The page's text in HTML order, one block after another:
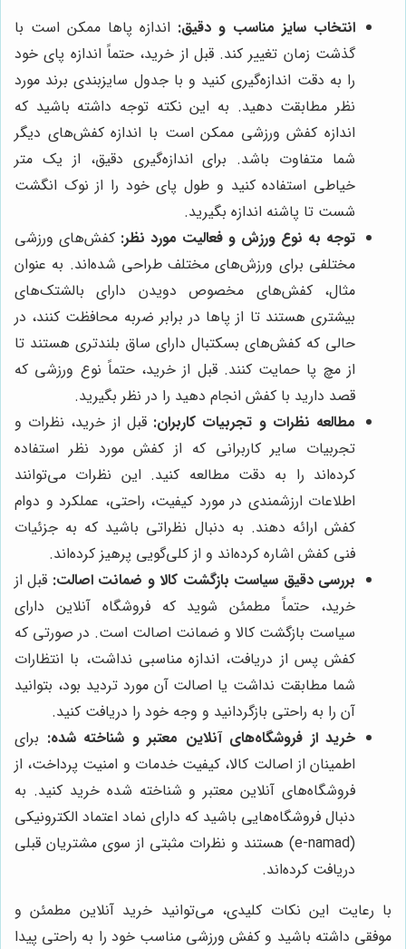
انتخاب سایز مناسب و دقیق: اندازه پاها ممکن است با
گذشت زمان تغییر کند. قبل از خرید، حتماً اندازه پای خود
را به دقت اندازه‌گیری کنید و با جدول سایزبندی برند مورد
نظر مطابقت دهید. به این نکته توجه داشته باشید که
اندازه کفش ورزشی ممکن است با اندازه کفش‌های دیگر
شما متفاوت باشد. برای اندازه‌گیری دقیق، از یک متر
خیاطی استفاده کنید و طول پای خود را از نوک انگشت
شست تا پاشنه اندازه بگیرید.
توجه به نوع ورزش و فعالیت مورد نظر: کفش‌های ورزشی
مختلفی برای ورزش‌های مختلف طراحی شده‌اند. به عنوان
مثال، کفش‌های مخصوص دویدن دارای بالشتک‌های
بیشتری هستند تا از پاها در برابر ضربه محافظت کنند، در
حالی که کفش‌های بسکتبال دارای ساق بلندتری هستند تا
از مچ پا حمایت کنند. قبل از خرید، حتماً نوع ورزشی که
قصد دارید با کفش انجام دهید را در نظر بگیرید.
مطالعه نظرات و تجربیات کاربران: قبل از خرید، نظرات و
تجربیات سایر کاربرانی که از کفش مورد نظر استفاده
کرده‌اند را به دقت مطالعه کنید. این نظرات می‌توانند
اطلاعات ارزشمندی در مورد کیفیت، راحتی، عملکرد و دوام
کفش ارائه دهند. به دنبال نظراتی باشید که به جزئیات
فنی کفش اشاره کرده‌اند و از کلی‌گویی پرهیز کرده‌اند.
بررسی دقیق سیاست بازگشت کالا و ضمانت اصالت: قبل از
خرید، حتماً مطمئن شوید که فروشگاه آنلاین دارای
سیاست بازگشت کالا و ضمانت اصالت است. در صورتی که
کفش پس از دریافت، اندازه مناسبی نداشت، با انتظارات
شما مطابقت نداشت یا اصالت آن مورد تردید بود، بتوانید
آن را به راحتی بازگردانید و وجه خود را دریافت کنید.
خرید از فروشگاه‌های آنلاین معتبر و شناخته شده: برای
اطمینان از اصالت کالا، کیفیت خدمات و امنیت پرداخت، از
فروشگاه‌های آنلاین معتبر و شناخته شده خرید کنید. به
دنبال فروشگاه‌هایی باشید که دارای نماد اعتماد الکترونیکی
(e-namad) هستند و نظرات مثبتی از سوی مشتریان قبلی
دریافت کرده‌اند.
با رعایت این نکات کلیدی، می‌توانید خرید آنلاین مطمئن و
موفقی داشته باشید و کفش ورزشی مناسب خود را به راحتی پیدا